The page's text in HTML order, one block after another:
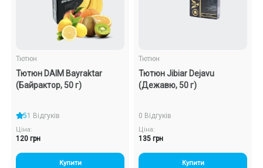
Тютюн
Тютюн DAIM Bayraktar
(Байрактор, 50 г)
51 Відгуків
Ціна:
120 грн
Купити
Тютюн
Тютюн Jibiar Dejavu
(Дежавю, 50 г)
0 Відгуків
Ціна:
135 грн
Купити